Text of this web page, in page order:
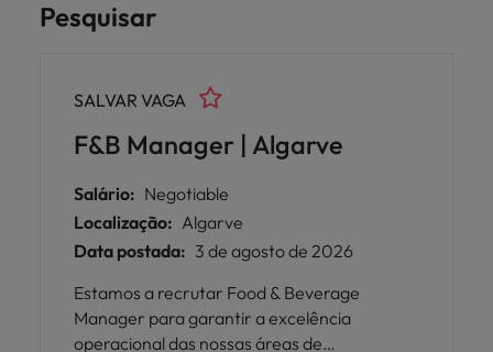
Pesquisar
F&B Manager | Algarve
SALVAR VAGA
Salário: Negotiable
Localização: Algarve
Data postada: 3 de agosto de 2026
Estamos a recrutar Food & Beverage
Manager para garantir a excelência
operacional das nossas áreas de